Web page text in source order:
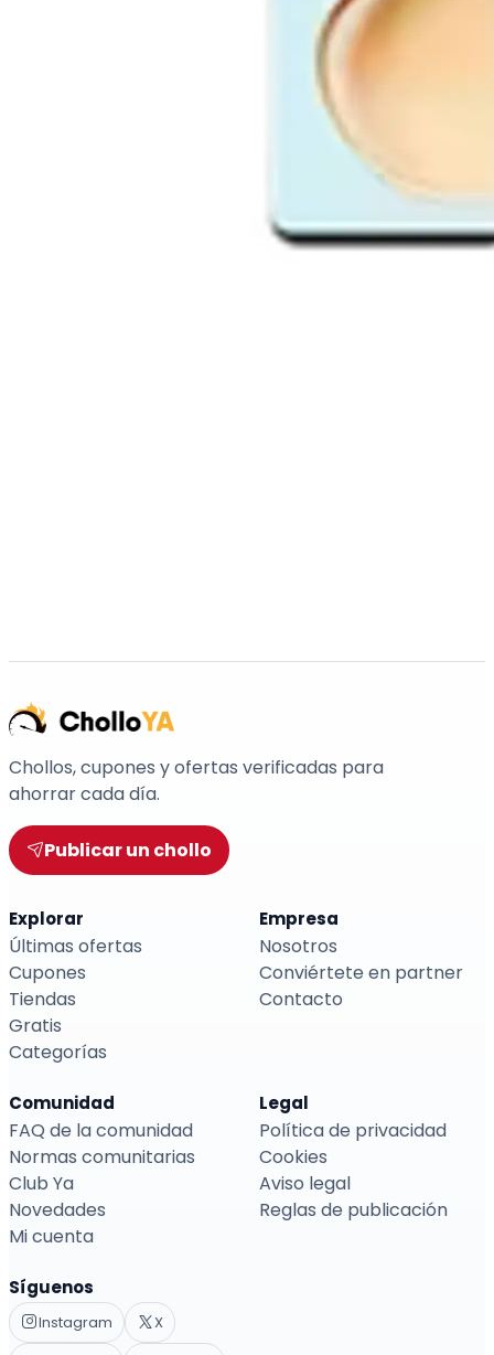
Chollos, cupones y ofertas verificadas para
ahorrar cada día.
Publicar un chollo
Explorar
Últimas ofertas
Cupones
Tiendas
Gratis
Categorías
Empresa
Nosotros
Conviértete en partner
Contacto
Comunidad
FAQ de la comunidad
Normas comunitarias
Club Ya
Novedades
Mi cuenta
Legal
Política de privacidad
Cookies
Aviso legal
Reglas de publicación
Síguenos
Instagram
X